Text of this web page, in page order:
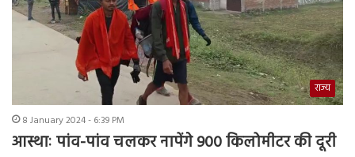
राज्य
8 January 2024 - 6:39 PM
आस्थाः पांव-पांव चलकर नापेंगे 900 किलोमीटर की दूरी